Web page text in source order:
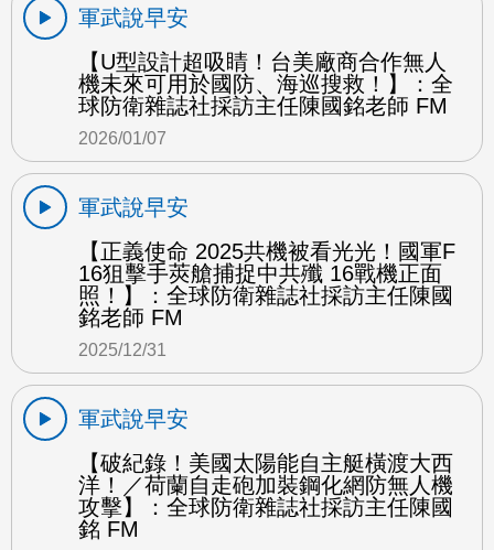
軍武說早安
【U型設計超吸睛！台美廠商合作無人
機未來可用於國防、海巡搜救！】：全
球防衛雜誌社採訪主任陳國銘老師 FM
2026/01/07
軍武說早安
【正義使命 2025共機被看光光！國軍F
16狙擊手莢艙捕捉中共殲 16戰機正面
照！】：全球防衛雜誌社採訪主任陳國
銘老師 FM
2025/12/31
軍武說早安
【破紀錄！美國太陽能自主艇橫渡大西
洋！／荷蘭自走砲加裝鋼化網防無人機
攻擊】：全球防衛雜誌社採訪主任陳國
銘 FM